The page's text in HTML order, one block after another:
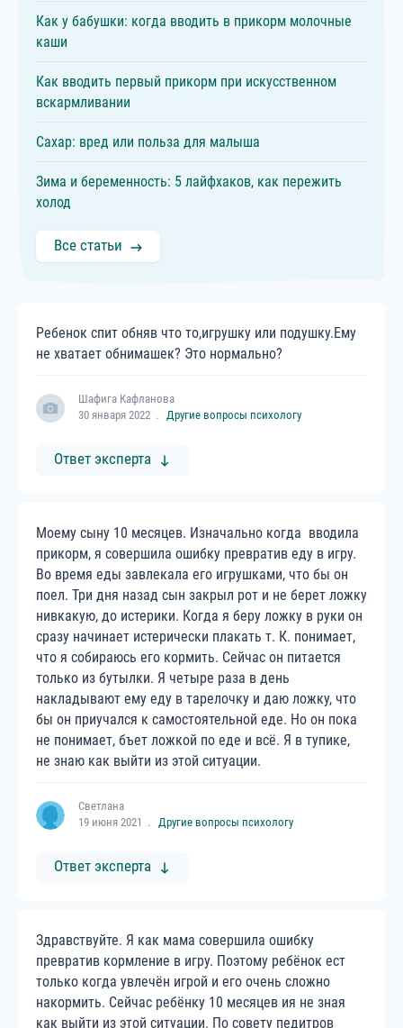
Как у бабушки: когда вводить в прикорм молочные
каши
Как вводить первый прикорм при искусственном
вскармливании
Сахар: вред или польза для малыша
Зима и беременность: 5 лайфхаков, как пережить
холод
Все статьи
Ребенок спит обняв что то,игрушку или подушку.Ему
не хватает обнимашек? Это нормально?
Шафига Кафланова
30 января 2022
Другие вопросы психологу
Ответ эксперта
Моему сыну 10 месяцев. Изначально когда вводила
прикорм, я совершила ошибку превратив еду в игру.
Во время еды завлекала его игрушками, что бы он
поел. Три дня назад сын закрыл рот и не берет ложку
нивкакую, до истерики. Когда я беру ложку в руки он
сразу начинает истерически плакать т. К. понимает,
что я собираюсь его кормить. Сейчас он питается
только из бутылки. Я четыре раза в день
накладывают ему еду в тарелочку и даю ложку, что
бы он приучался к самостоятельной еде. Но он пока
не понимает, бъет ложкой по еде и всё. Я в тупике,
не знаю как выйти из этой ситуации.
Светлана
19 июня 2021
Другие вопросы психологу
Ответ эксперта
Здравствуйте. Я как мама совершила ошибку
превратив кормление в игру. Поэтому ребёнок ест
только когда увлечён игрой и его очень сложно
накормить. Сейчас ребёнку 10 месяцев ия не зная
как выйти из этой ситуации. По совету педитров